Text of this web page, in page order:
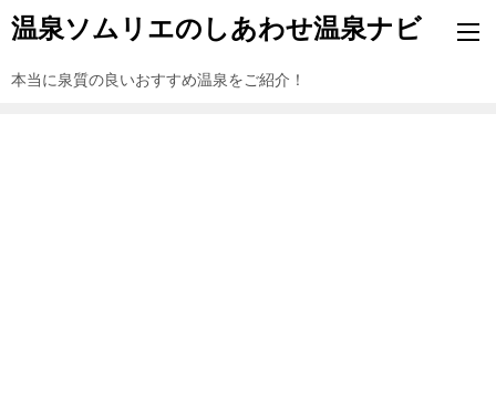
温泉ソムリエのしあわせ温泉ナビ
本当に泉質の良いおすすめ温泉をご紹介！